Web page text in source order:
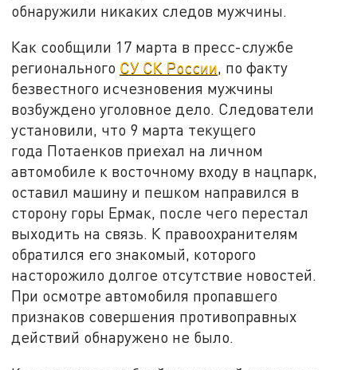
обнаружили никаких следов мужчины.
Как сообщили 17 марта в пресс-службе
регионального СУ СК России, по факту
безвестного исчезновения мужчины
возбуждено уголовное дело. Следователи
установили, что 9 марта текущего
года Потаенков приехал на личном
автомобиле к восточному входу в нацпарк,
оставил машину и пешком направился в
сторону горы Ермак, после чего перестал
выходить на связь. К правоохранителям
обратился его знакомый, которого
насторожило долгое отсутствие новостей.
При осмотре автомобиля пропавшего
признаков совершения противоправных
действий обнаружено не было.